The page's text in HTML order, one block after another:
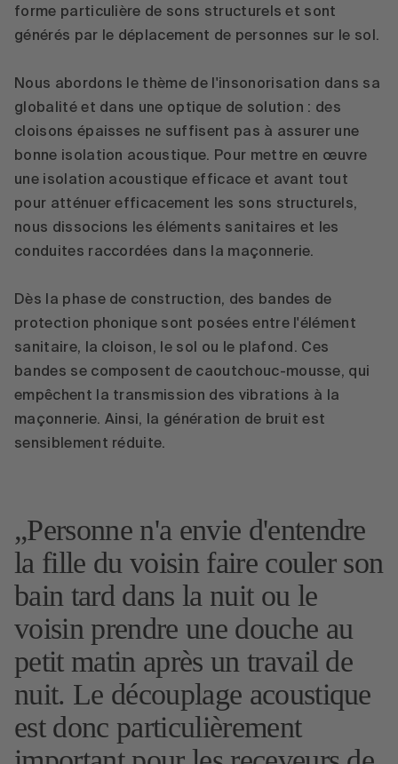
forme particulière de sons structurels et sont
générés par le déplacement de personnes sur le sol.
Nous abordons le thème de l'insonorisation dans sa
globalité et dans une optique de solution : des
cloisons épaisses ne suffisent pas à assurer une
bonne isolation acoustique. Pour mettre en œuvre
une isolation acoustique efficace et avant tout
pour atténuer efficacement les sons structurels,
nous dissocions les éléments sanitaires et les
conduites raccordées dans la maçonnerie.
Dès la phase de construction, des bandes de
protection phonique sont posées entre l'élément
sanitaire, la cloison, le sol ou le plafond. Ces
bandes se composent de caoutchouc-mousse, qui
empêchent la transmission des vibrations à la
maçonnerie. Ainsi, la génération de bruit est
sensiblement réduite.
Personne n'a envie d'entendre
la fille du voisin faire couler son
bain tard dans la nuit ou le
voisin prendre une douche au
petit matin après un travail de
nuit. Le découplage acoustique
est donc particulièrement